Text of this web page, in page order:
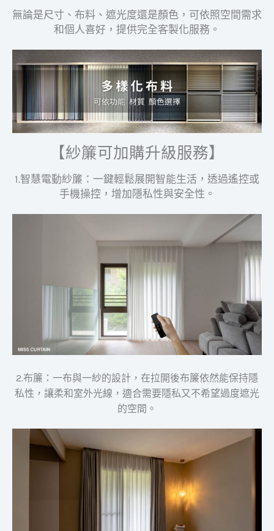
無論是尺寸、布料、遮光度還是顏色，可依照空間需求
和個人喜好，提供完全客製化服務。
【紗簾可加購升級服務】
1.智慧電動紗簾：一鍵輕鬆展開智能生活，透過遙控或
手機操控，增加隱私性與安全性。
2.布簾：一布與一紗的設計，在拉開後布簾依然能保持隱
私性，讓柔和室外光線，適合需要隱私又不希望過度遮光
的空間。